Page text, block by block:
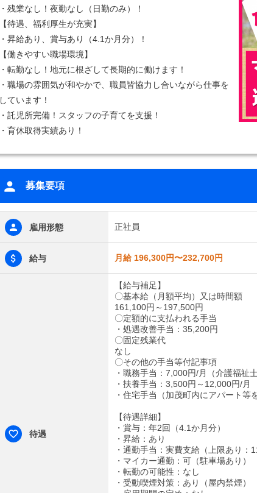
・残業なし！夜勤なし（日勤のみ）！
【待遇、福利厚生が充実】
・昇給あり、賞与あり（4.1か月分）！
【働きやすい職場環境】
・転勤なし！地元に根ざして長期的に働けます！
・職場の雰囲気が和やかで、職員皆協力し合いながら仕事を
しています！
・託児所完備！スタッフの子育てを支援！
・育休取得実績あり！
募集要項
雇用形態 正社員
給与 月給 196,300円〜232,700円
待遇
【給与補足】
〇基本給（月額平均）又は時間額
161,100円～197,500円
〇定額的に支払われる手当
・処遇改善手当：35,200円
〇固定残業代
なし
〇その他の手当等付記事項
・職務手当：7,000円/月（介護福祉士
・扶養手当：3,500円～12,000円/月
・住宅手当（加茂町内にアパート等
【待遇詳細】
・賞与：年2回（4.1か月分）
・昇給：あり
・通勤手当：実費支給（上限あり：
・マイカー通勤：可（駐車場あり）
・転勤の可能性：なし
・受動喫煙対策：あり（屋内禁煙）